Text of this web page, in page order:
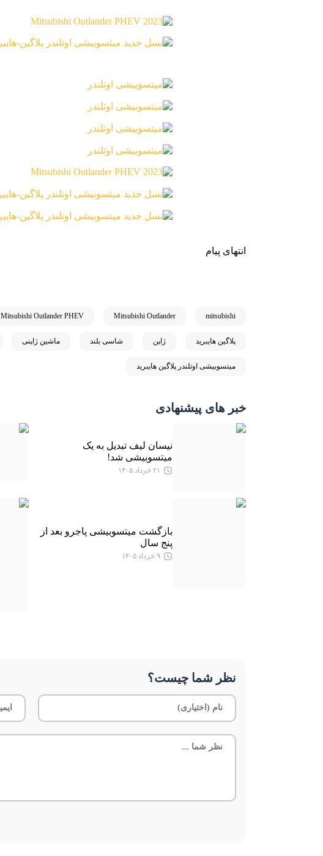
انتهای پیام
mitsubishi
Mitsubishi Outlander
Mitsubishi Outlander PHEV
پلاگین هایبرید ژاپن شاسی بلند ماشین ژاپنی
میتسوبیشی اوتلندر پلاگین هایبرید
خبر های پیشنهادی
نیسان لیف تبدیل به یک
میتسوبیشی شد!
۲۱ خرداد ۱۴۰۵
بازگشت میتسوبیشی پاجرو بعد از
پنج سال
۹ خرداد ۱۴۰۵
نظر شما چیست؟